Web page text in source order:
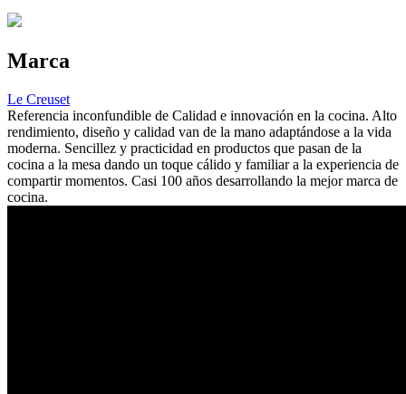
Marca
Le Creuset
Referencia inconfundible de Calidad e innovación en la cocina. Alto
rendimiento, diseño y calidad van de la mano adaptándose a la vida
moderna. Sencillez y practicidad en productos que pasan de la
cocina a la mesa dando un toque cálido y familiar a la experiencia de
compartir momentos. Casi 100 años desarrollando la mejor marca de
cocina.